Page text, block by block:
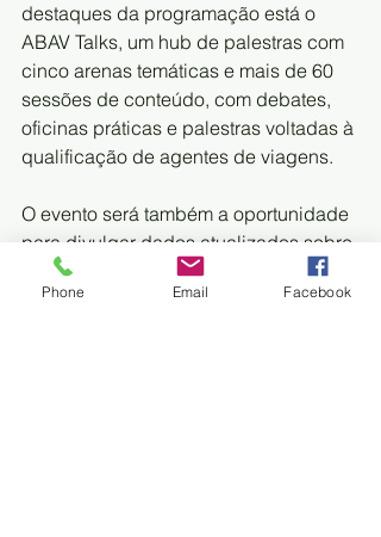
destaques da programação está o
ABAV Talks, um hub de palestras com
cinco arenas temáticas e mais de 60
sessões de conteúdo, com debates,
oficinas práticas e palestras voltadas à
qualificação de agentes de viagens.
O evento será também a oportunidade
para divulgar dados atualizados sobre
o perfil do turista, geração de
empregos, ticket médio de
Phone Email Facebook